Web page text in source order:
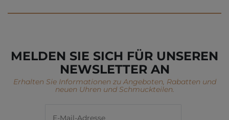
MELDEN SIE SICH FÜR UNSEREN
NEWSLETTER AN
Erhalten Sie Informationen zu Angeboten, Rabatten und
neuen Uhren und Schmuckteilen.